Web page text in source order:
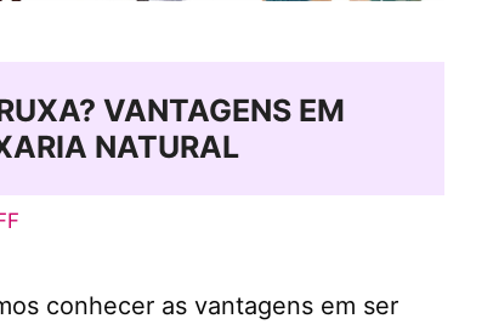
VANTAGENS EM
NATURAL
conhecer as vantagens em ser